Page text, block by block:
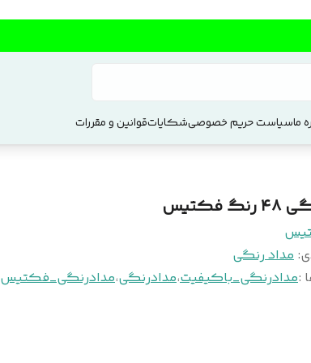
ماسیاست حریم خصوصیشکایاتقوانین و مقررات
فکتیس
: مداد رنگی
:مدادرنگی_باکیفیت،مدادرنگی،مدادرنگی_فکتیس